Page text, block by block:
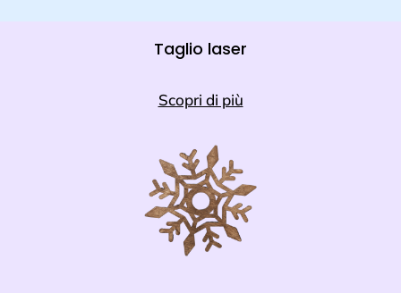
Taglio laser
Scopri di più